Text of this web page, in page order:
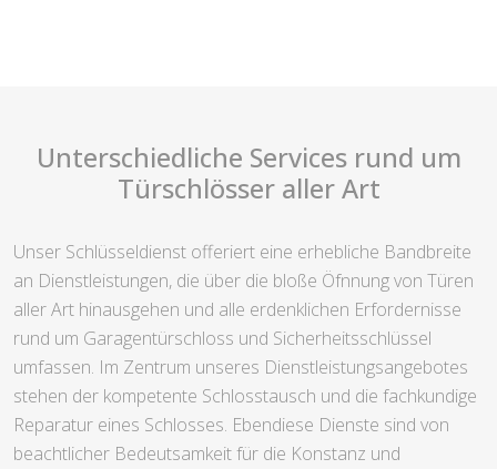
Unterschiedliche Services rund um
Türschlösser aller Art
Unser Schlüsseldienst offeriert eine erhebliche Bandbreite
an Dienstleistungen, die über die bloße Öfnnung von Türen
aller Art hinausgehen und alle erdenklichen Erfordernisse
rund um Garagentürschloss und Sicherheitsschlüssel
umfassen. Im Zentrum unseres Dienstleistungsangebotes
stehen der kompetente Schlosstausch und die fachkundige
Reparatur eines Schlosses. Ebendiese Dienste sind von
beachtlicher Bedeutsamkeit für die Konstanz und